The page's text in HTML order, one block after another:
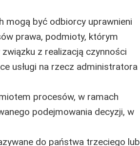
mogą być odbiorcy uprawnieni
prawa, podmioty, którym
z realizacją czynności
usługi na rzecz administratora
procesów, w ramach
podejmowania decyzji, w
do państwa trzeciego lub